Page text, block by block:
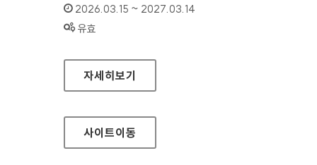
인증기간 :
2026.03.15 ~ 2027.03.14
상태 :
유효
한양사이버대학교 SSO
자세히보기
사이트이동